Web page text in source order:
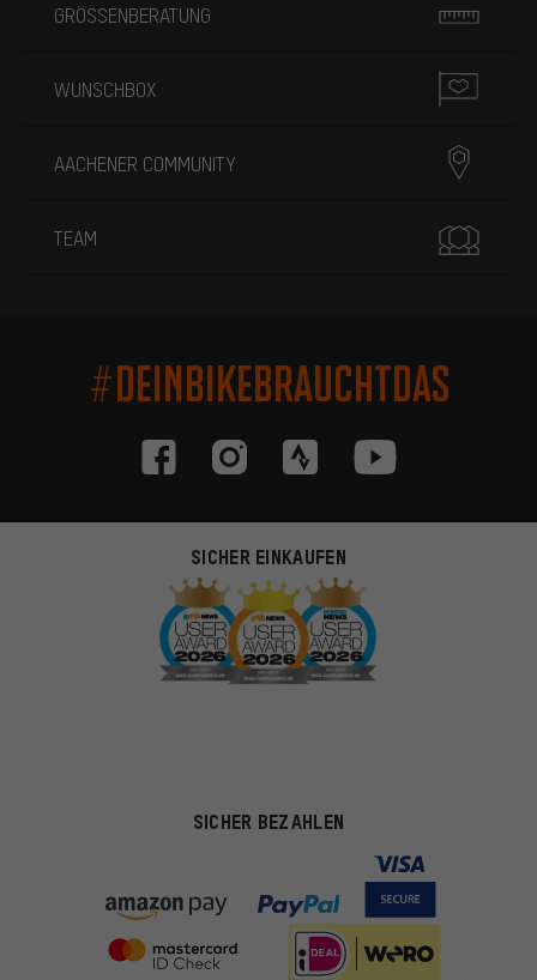
GRÖSSENBERATUNG
WUNSCHBOX
AACHENER COMMUNITY
TEAM
#DEINBIKEBRAUCHTDAS
SICHER EINKAUFEN
SICHER BEZAHLEN